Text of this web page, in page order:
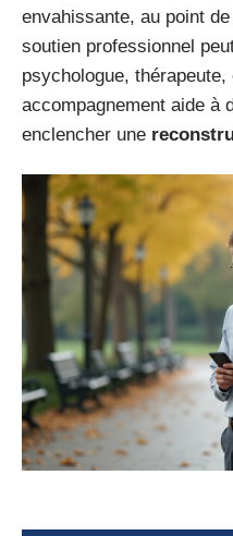
envahissante, au point
soutien professionnel
psychologue,
accompagnement aide à
enclencher une